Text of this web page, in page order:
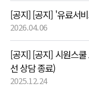
[공지] [공지] '유료서
2026.04.06
[공지] [공지] 시원스
선 상담 종료)
2025.12.24